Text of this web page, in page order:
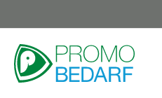
Inhalt
springen